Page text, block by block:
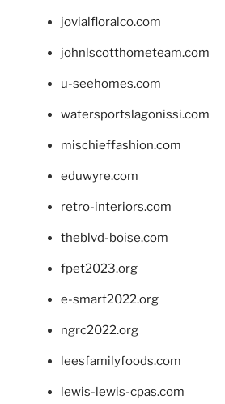
jovialfloralco.com
johnlscotthometeam.com
u-seehomes.com
watersportslagonissi.com
mischieffashion.com
eduwyre.com
retro-interiors.com
theblvd-boise.com
fpet2023.org
e-smart2022.org
ngrc2022.org
leesfamilyfoods.com
lewis-lewis-cpas.com